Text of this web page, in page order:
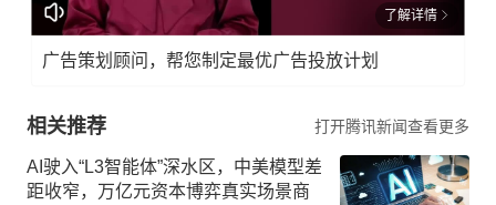
了解详情
广告策划顾问，帮您制定最优广告投放计划
相关推荐 打开腾讯新闻查看更多
AI驶入“L3智能体”深水区，中美模型差
距收窄，万亿元资本博弈真实场景商